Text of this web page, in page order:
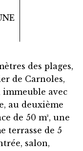
des plages,
de Carnoles,
avec
au deuxième
de 50 m², une
terrasse de 5
salon,